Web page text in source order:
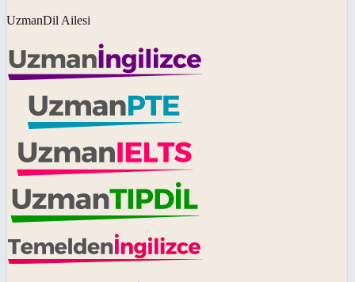
UzmanDil Ailesi